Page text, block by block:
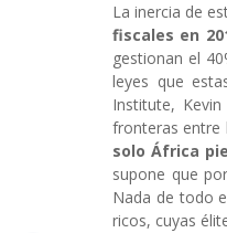
La inercia de
fiscales en
gestionan el
leyes que
Institute,
fronteras entre
solo África
supone que
Nada de todo
ricos, cuyas